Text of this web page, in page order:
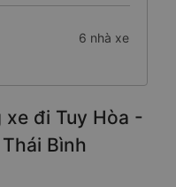
6 nhà xe
đi Tuy Hòa -
Bình